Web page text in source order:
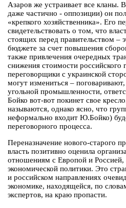
Азаров же устраивает все кланы.
даже частично - оппозиции) он
«крепкого хозяйственника». Его
свидетельствовать о том, что
стоящих перед правительством –
бюджете за счет повышения
также привлечения очередных
снижения стоимости российского
переговорщики с украинской
могут измениться –
угольной промышленности,
Бойко вот-вот покинет свое
называются, однако ясно, что
неформально входит Ю.Бойко)
переговорного процесса.
Переназначение нового-старого
власть позитивно оценила
отношениям с Европой и Россией,
экономической политики. Это
и российском направлениях
экономике, находящейся, по
экспертов, на краю пропасти.